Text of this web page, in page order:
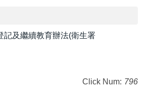
記及繼續教育辦法(衛生署
Click Num: 796